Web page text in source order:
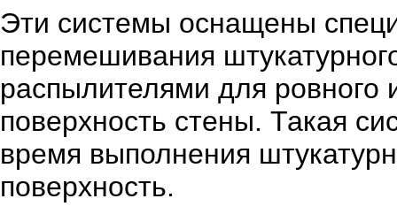
Эти системы оснащены
перемешивания
распылителями для ровного
поверхность стены. Такая
время выполнения
поверхность.